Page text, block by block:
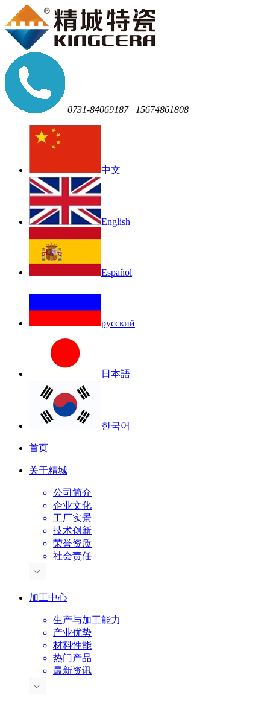
0731-84069187 15674861808
中文
English
Español
русский
日本語
한국어
首页
关于精城
公司简介
企业文化
工厂实景
技术创新
荣誉资质
社会责任
加工中心
生产与加工能力
产业优势
材料性能
热门产品
最新资讯